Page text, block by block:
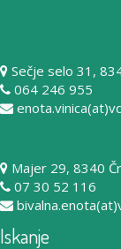
Sečje selo 31,
064 246 955
Majer 29, 8340
07 30 52 116
Iskanje